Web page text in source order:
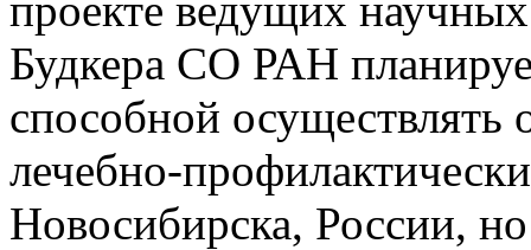
Будкера СО РАН
способной
лечебно-
Новосибирска, России,